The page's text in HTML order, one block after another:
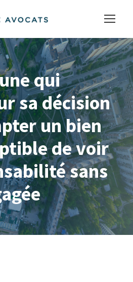
qui
sa décision
un bien
de voir
sans